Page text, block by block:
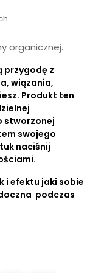
organicznej.
przygodę z
wiązania,
Produkt ten
stworzonej
swojego
naciśnij
i efektu jaki sobie
podczas